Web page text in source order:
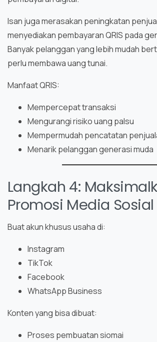
Isan juga merasakan peningkatan
menyediakan pembayaran QRIS pada
Banyak pelanggan yang lebih mudah
perlu membawa uang tunai.
Manfaat QRIS:
Mempercepat transaksi
Mengurangi risiko uang palsu
Mempermudah pencatatan
Menarik pelanggan generasi muda
Langkah 4:
Promosi Media Sosial
Buat akun khusus usaha di:
Instagram
TikTok
Facebook
WhatsApp Business
Konten yang bisa dibuat:
Proses pembuatan siomai